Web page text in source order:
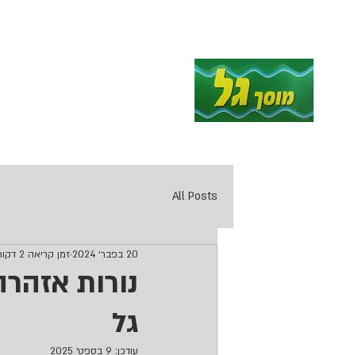
All Posts
נורות
גל
20 בפבר׳ 2024 זמן קריאה 2 דקות
עודכן: 9 בספט׳ 2025